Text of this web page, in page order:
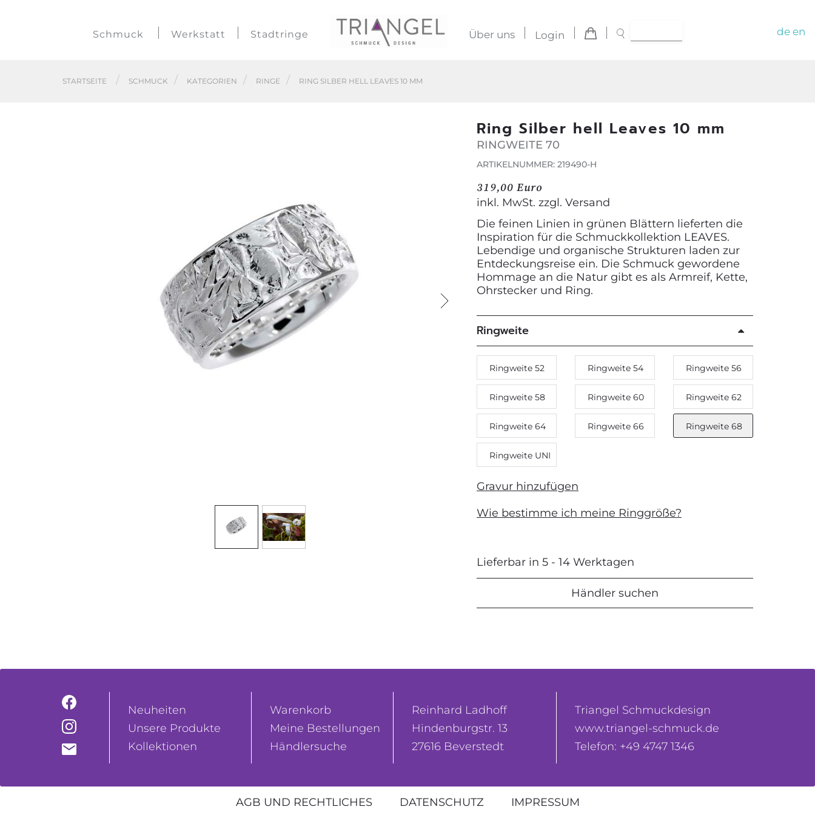
Schmuck Werkstatt Stadtringe Über uns Login de en
STARTSEITE SCHMUCK KATEGORIEN RINGE RING SILBER HELL LEAVES 10 MM
Next
Ring Silber hell Leaves 10 mm
RINGWEITE 70
ARTIKELNUMMER: 219490-H
319,00 Euro
inkl. MwSt. zzgl. Versand
Die feinen Linien in grünen Blättern lieferten die
Inspiration für die Schmuckkollektion LEAVES.
Lebendige und organische Strukturen laden zur
Entdeckungsreise ein. Die Schmuck gewordene
Hommage an die Natur gibt es als Armreif, Kette,
Ohrstecker und Ring.
Ringweite
Ringweite 52 Ringweite 54 Ringweite 56
Ringweite 58 Ringweite 60 Ringweite 62
Ringweite 64 Ringweite 66 Ringweite 68
Ringweite UNI
Gravur hinzufügen
Wie bestimme ich meine Ringgröße?
Lieferbar in 5 - 14 Werktagen
Händler suchen
Neuheiten
Unsere Produkte
Kollektionen
Warenkorb
Meine Bestellungen
Händlersuche
Reinhard Ladhoff
Hindenburgstr. 13
27616 Beverstedt
Triangel Schmuckdesign
www.triangel-schmuck.de
Telefon: +49 4747 1346
AGB UND RECHTLICHES DATENSCHUTZ IMPRESSUM